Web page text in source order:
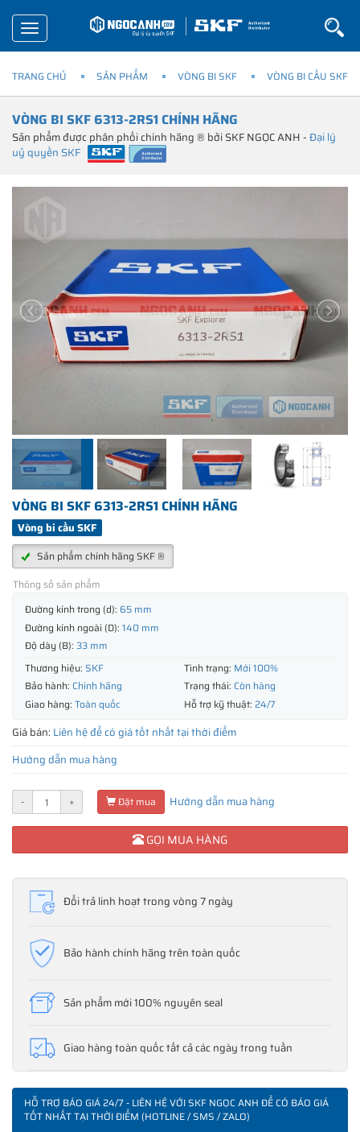
Toggle
navigation
TRANG CHỦ SẢN PHẨM VÒNG BI SKF VÒNG BI CẦU SKF
VÒNG BI SKF 6313-2RS1 CHÍNH HÃNG
Sản phẩm được phân phối chính hãng ® bởi SKF NGỌC ANH -Đại lý
uỷ quyền SKF
VÒNG BI SKF 6313-2RS1 CHÍNH HÃNG
Vòng bi cầu SKF
Sản phẩm chính hãng SKF ®
Thông số sản phẩm
Đường kính trong (d): 65 mm
Đường kính ngoài (D): 140 mm
Độ dày (B): 33 mm
Thương hiệu: SKF Tình trạng: Mới 100%
Bảo hành: Chính hãng Trạng thái: Còn hàng
Giao hàng: Toàn quốc Hỗ trợ kỹ thuật: 24/7
Giá bán: Liên hệ để có giá tốt nhất tại thời điểm
Hướng dẫn mua hàng
- + Đặt mua Hướng dẫn mua hàng
GỌI MUA HÀNG
Đổi trả linh hoạt trong vòng 7 ngày
Bảo hành chính hãng trên toàn quốc
Sản phẩm mới 100% nguyên seal
Giao hàng toàn quốc tất cả các ngày trong tuần
HỖ TRỢ BÁO GIÁ 24/7 - LIÊN HỆ VỚI SKF NGỌC ANH ĐỂ CÓ BÁO GIÁ
TỐT NHẤT TẠI THỜI ĐIỂM (HOTLINE / SMS / ZALO)